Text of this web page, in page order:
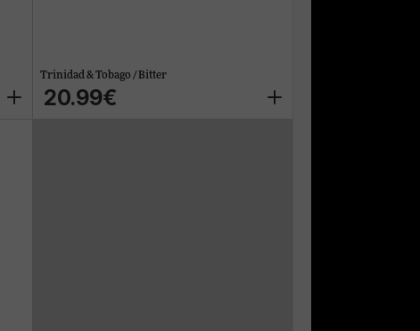
Trinidad & Tobago / Bitter
20.99€